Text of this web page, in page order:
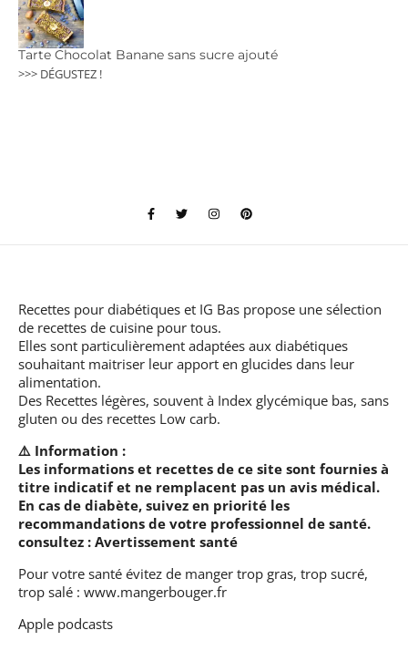
Tarte Chocolat Banane sans sucre ajouté
>>> DÉGUSTEZ !
Recettes pour diabétiques et IG Bas propose une sélection
de recettes de cuisine pour tous.
Elles sont particulièrement adaptées aux diabétiques
souhaitant maitriser leur apport en glucides dans leur
alimentation.
Des Recettes légères, souvent à Index glycémique bas, sans
gluten ou des recettes Low carb.
⚠️ Information :
Les informations et recettes de ce site sont fournies à
titre indicatif et ne remplacent pas un avis médical.
En cas de diabète, suivez en priorité les
recommandations de votre professionnel de santé.
consultez : Avertissement santé
Pour votre santé évitez de manger trop gras, trop sucré,
trop salé : www.mangerbouger.fr
Apple podcasts